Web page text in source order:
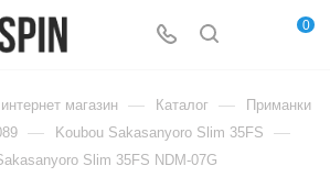
0
магазин — Каталог — Приманки
— Koubou Sakasanyoro Slim 35FS —
Slim 35FS NDM-07G